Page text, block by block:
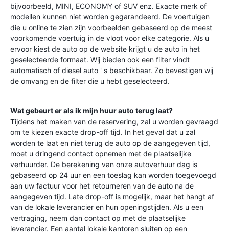
bijvoorbeeld, MINI, ECONOMY of SUV enz. Exacte merk of
modellen kunnen niet worden gegarandeerd. De voertuigen
die u online te zien zijn voorbeelden gebaseerd op de meest
voorkomende voertuig in de vloot voor elke categorie. Als u
ervoor kiest de auto op de website krijgt u de auto in het
geselecteerde formaat. Wij bieden ook een filter vindt
automatisch of diesel auto ' s beschikbaar. Zo bevestigen wij
de omvang en de filter die u hebt geselecteerd.
Wat gebeurt er als ik mijn huur auto terug laat?
Tijdens het maken van de reservering, zal u worden gevraagd
om te kiezen exacte drop-off tijd. In het geval dat u zal
worden te laat en niet terug de auto op de aangegeven tijd,
moet u dringend contact opnemen met de plaatselijke
verhuurder. De berekening van onze autoverhuur dag is
gebaseerd op 24 uur en een toeslag kan worden toegevoegd
aan uw factuur voor het retourneren van de auto na de
aangegeven tijd. Late drop-off is mogelijk, maar het hangt af
van de lokale leverancier en hun openingstijden. Als u een
vertraging, neem dan contact op met de plaatselijke
leverancier. Een aantal lokale kantoren sluiten op een